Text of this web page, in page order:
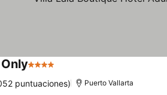
4 Estrellas
puntuaciones) Puerto Vallarta